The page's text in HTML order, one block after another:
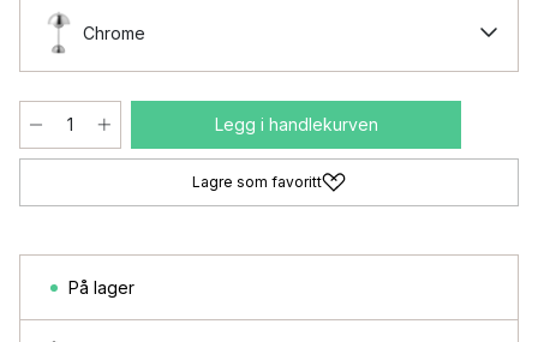
Chrome
Legg i handlekurven
Lagre som favoritt
På lager